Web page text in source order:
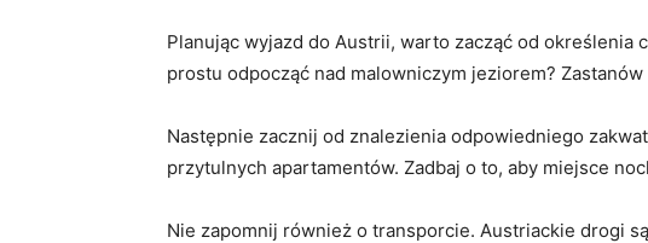
Planując‍ wyjazd do Austrii, warto zacząć ‌od określenia
prostu ⁣odpocząć nad⁤ malowniczym jeziorem?
Następnie ⁣zacznij od znalezienia odpowiedniego
⁤przytulnych apartamentów. Zadbaj o to, aby miejsce
Nie zapomnij również o transporcie. Austriackie drogi